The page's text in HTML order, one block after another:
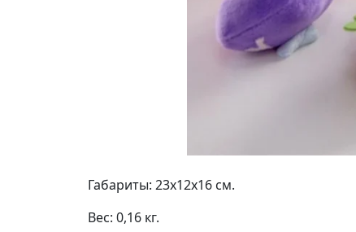
Габариты: 23х12х16 см.
Вес: 0,16 кг.